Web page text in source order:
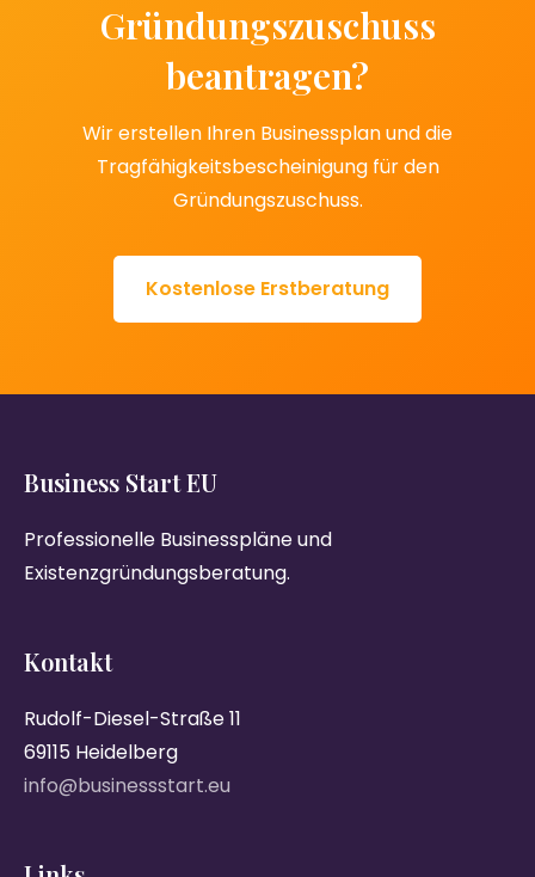
Gründungszuschuss
beantragen?
Wir erstellen Ihren Businessplan und die
Tragfähigkeitsbescheinigung für den
Gründungszuschuss.
Kostenlose Erstberatung
Business Start EU
Professionelle Businesspläne und
Existenzgründungsberatung.
Kontakt
Rudolf-Diesel-Straße 11
69115 Heidelberg
info@businessstart.eu